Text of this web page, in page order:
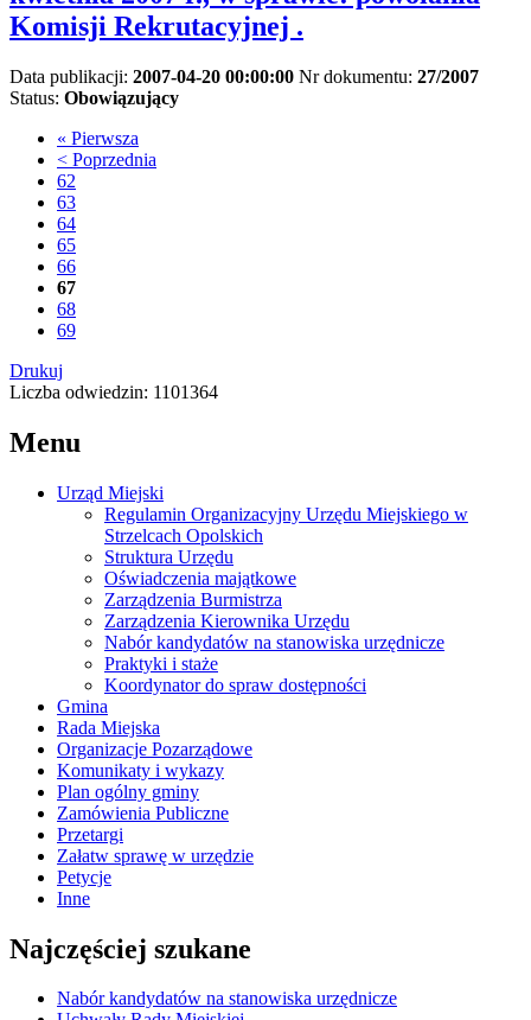
Komisji Rekrutacyjnej .
Data publikacji: 2007-04-20 00:00:00 Nr dokumentu: 27/2007
Status: Obowiązujący
« Pierwsza
< Poprzednia
62
63
64
65
66
67
68
69
Drukuj
Liczba odwiedzin: 1101364
Menu
Urząd Miejski
Regulamin Organizacyjny Urzędu Miejskiego w
Strzelcach Opolskich
Struktura Urzędu
Oświadczenia majątkowe
Zarządzenia Burmistrza
Zarządzenia Kierownika Urzędu
Nabór kandydatów na stanowiska urzędnicze
Praktyki i staże
Koordynator do spraw dostępności
Gmina
Rada Miejska
Organizacje Pozarządowe
Komunikaty i wykazy
Plan ogólny gminy
Zamówienia Publiczne
Przetargi
Załatw sprawę w urzędzie
Petycje
Inne
Najczęściej szukane
Nabór kandydatów na stanowiska urzędnicze